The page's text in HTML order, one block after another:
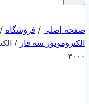
صفحه اصلی / فروشگاه /
الکتروموتور سه فاز /
۳۰۰۰